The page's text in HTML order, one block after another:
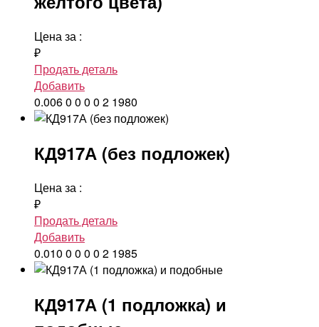
Цена за :
₽
Продать деталь
Добавить
0.0060 0 0 0 2 1980
КД917А (без подложек)
Цена за :
₽
Продать деталь
Добавить
0.010 0 0 0 0 2 1985
КД917А (1 подложка) и